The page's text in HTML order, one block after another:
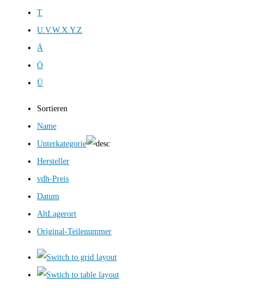
T
U.V.W.X.Y.Z
Ä
Ö
Ü
Sortieren
Name
Unterkategorie
Hersteller
vdh-Preis
Datum
AltLagerort
Original-Teilenummer